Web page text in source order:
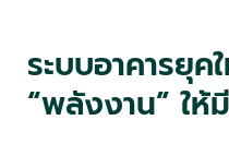
ระบบอาคารยุ
“พลังงาน” ให้